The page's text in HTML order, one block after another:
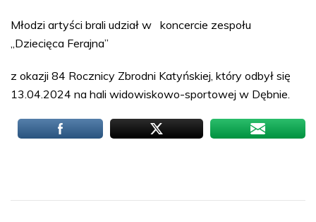
Młodzi artyści brali udział w koncercie zespołu
„Dziecięca Ferajna”
z okazji 84 Rocznicy Zbrodni Katyńskiej, który odbył się
13.04.2024 na hali widowiskowo-sportowej w Dębnie.